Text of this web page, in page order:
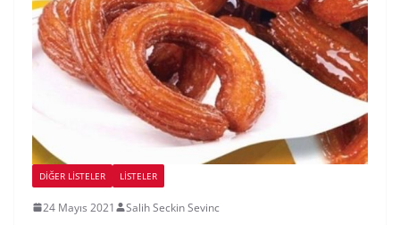
DIĞER LISTELER LİSTELER
24 Mayıs 2021 Salih Seckin Sevinc